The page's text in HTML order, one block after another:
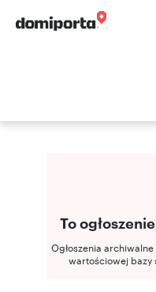
To
Ogłoszenia
wartościowej bazy